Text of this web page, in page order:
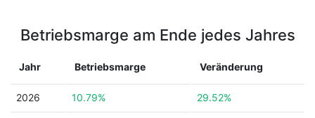
Betriebsmarge am Ende jedes Jahres
Jahr Betriebsmarge Veränderung
2026 10.79% 29.52%